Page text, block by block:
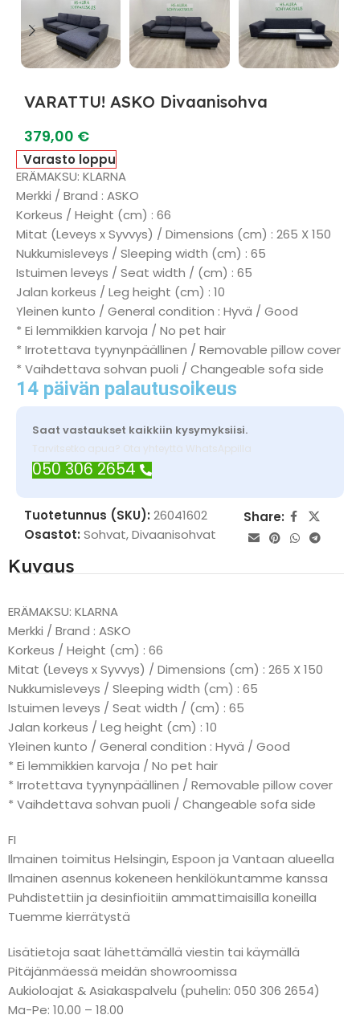
VARATTU! ASKO Divaanisohva
379,00 €
Varasto loppu
ERÄMAKSU: KLARNA
Merkki / Brand : ASKO
Korkeus / Height (cm) : 66
Mitat (Leveys x Syvvys) / Dimensions (cm) : 265 X 150
Nukkumisleveys / Sleeping width (cm) : 65
Istuimen leveys / Seat width / (cm) : 65
Jalan korkeus / Leg height (cm) : 10
Yleinen kunto / General condition : Hyvä / Good
* Ei lemmikkien karvoja / No pet hair
* Irrotettava tyynynpäällinen / Removable pillow cover
* Vaihdettava sohvan puoli / Changeable sofa side
14 päivän palautusoikeus
Saat vastaukset kaikkiin kysymyksiisi.
Tarvitsetko apua? Ota yhteyttä WhatsAppilla
050 306 2654
Tuotetunnus (SKU): 26041602
Osastot: Sohvat,Divaanisohvat
Share:
Kuvaus
ERÄMAKSU: KLARNA
Merkki / Brand : ASKO
Korkeus / Height (cm) : 66
Mitat (Leveys x Syvvys) / Dimensions (cm) : 265 X 150
Nukkumisleveys / Sleeping width (cm) : 65
Istuimen leveys / Seat width / (cm) : 65
Jalan korkeus / Leg height (cm) : 10
Yleinen kunto / General condition : Hyvä / Good
* Ei lemmikkien karvoja / No pet hair
* Irrotettava tyynynpäällinen / Removable pillow cover
* Vaihdettava sohvan puoli / Changeable sofa side
FI
Ilmainen toimitus Helsingin, Espoon ja Vantaan alueella
Ilmainen asennus kokeneen henkilökuntamme kanssa
Puhdistettiin ja desinfioitiin ammattimaisilla koneilla
Tuemme kierrätystä
Lisätietoja saat lähettämällä viestin tai käymällä
Pitäjänmäessä meidän showroomissa
Aukioloajat & Asiakaspalvelu (puhelin: 050 306 2654)
Ma-Pe: 10.00 – 18.00